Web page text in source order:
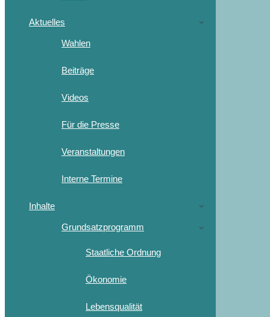
Aktuelles
Wahlen
Beiträge
Videos
Für die Presse
Veranstaltungen
Interne Termine
Inhalte
Grundsatzprogramm
Staatliche Ordnung
Ökonomie
Lebensqualität